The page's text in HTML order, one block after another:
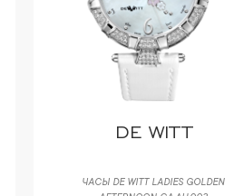
DE WITT
ЧАСЫ DE WITT LADIES GOLDEN